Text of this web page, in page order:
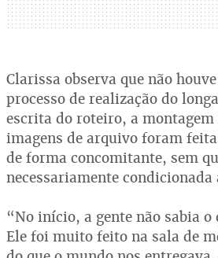
Clarissa observa que não
processo de realização do
escrita do roteiro, a montagem
imagens de arquivo foram
de forma concomitante, sem
necessariamente condicionada
“No início, a gente não sabia
Ele foi muito feito na sala de